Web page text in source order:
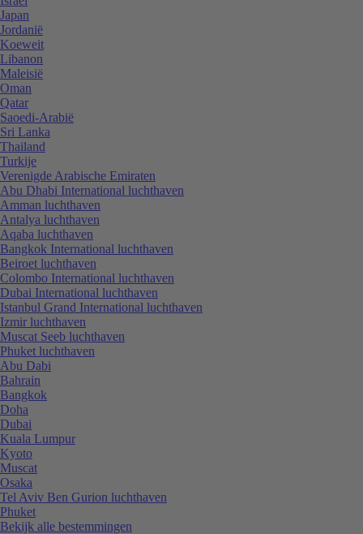
Japan
Jordanië
Koeweit
Libanon
Maleisië
Oman
Qatar
Saoedi-Arabië
Sri Lanka
Thailand
Turkije
Verenigde Arabische Emiraten
Abu Dhabi International luchthaven
Amman luchthaven
Antalya luchthaven
Aqaba luchthaven
Bangkok International luchthaven
Beiroet luchthaven
Colombo International luchthaven
Dubai International luchthaven
Istanbul Grand International luchthaven
Izmir luchthaven
Muscat Seeb luchthaven
Phuket luchthaven
Abu Dabi
Bahrain
Bangkok
Doha
Dubai
Kuala Lumpur
Kyoto
Muscat
Osaka
Tel Aviv Ben Gurion luchthaven
Phuket
Bekijk alle bestemmingen